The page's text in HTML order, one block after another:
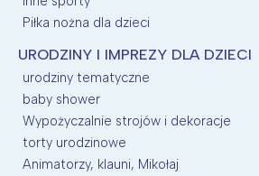
Piłka nożna dla dzieci
URODZINY I IMPREZY DLA DZIECI
urodziny tematyczne
baby shower
Wypożyczalnie strojów i dekoracje
torty urodzinowe
Animatorzy, klauni, Mikołaj